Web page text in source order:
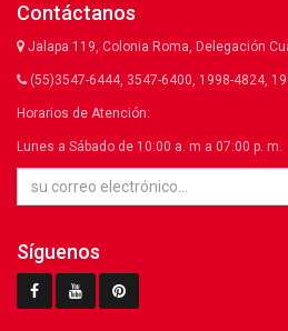
Contáctanos
Jalapa 119, Colonia Roma, Delegación
(55)3547-6444, 3547-6400, 1998-4824,
Horarios de Atención:
Lunes a Sábado de 10:00 a. m a 07:00 p. m.
Síguenos